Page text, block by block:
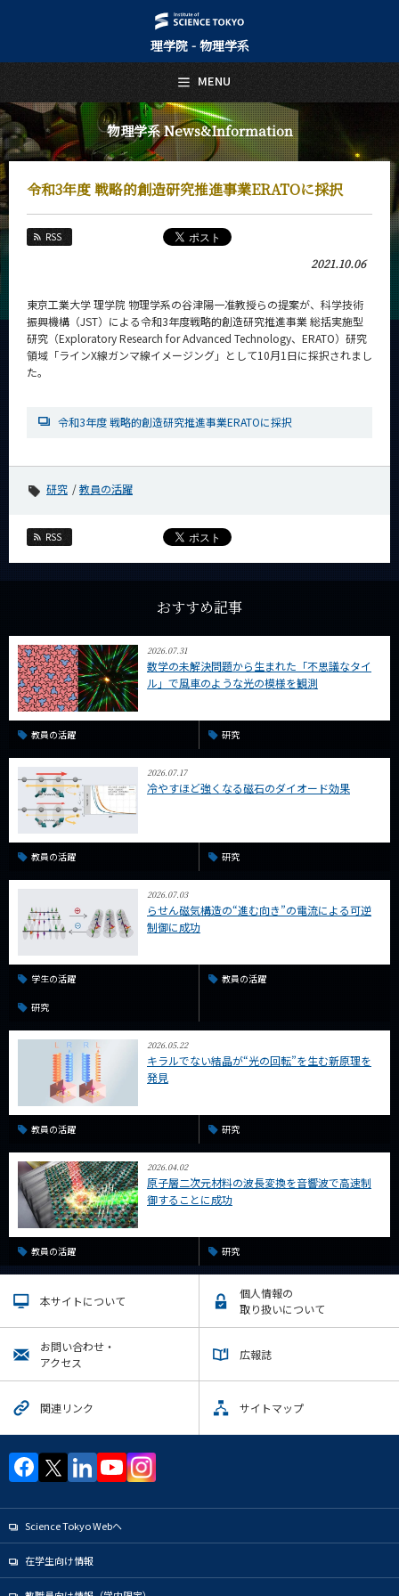
理学院 - 物理学系
物理学系 News&Information
令和3年度 戦略的創造研究推進事業ERATOに採択
RSS
2021.10.06
東京工業大学 理学院 物理学系の谷津陽一准教授らの提案が、科学技術
振興機構（JST）による令和3年度戦略的創造研究推進事業 総括実施型
研究（Exploratory Research for Advanced Technology、ERATO）研究
領域「ラインX線ガンマ線イメージング」として10月1日に採択されまし
た。
令和3年度 戦略的創造研究推進事業ERATOに採択
研究 教員の活躍
RSS
おすすめ記事
2026.07.31
数学の未解決問題から生まれた「不思議なタイ
ル」で風車のような光の模様を観測
教員の活躍 研究
2026.07.17
冷やすほど強くなる磁石のダイオード効果
教員の活躍 研究
2026.07.03
らせん磁気構造の“進む向き”の電流による可逆
制御に成功
学生の活躍 教員の活躍
研究
2026.05.22
キラルでない結晶が“光の回転”を生む新原理を
発見
教員の活躍 研究
2026.04.02
原子層二次元材料の波長変換を音響波で高速制
御することに成功
教員の活躍 研究
本サイトについて
個人情報の
取り扱いについて
お問い合わせ・
アクセス
広報誌
関連リンク サイトマップ
Science Tokyo Webヘ
在学生向け情報
MENU
日本語 English
トップページ
Top Page
物理学系について
About Us
Education
教員・研究室
未来
Future
入学案内
Admissions
月別
イベントカレンダー
サイト構成
CLOSE